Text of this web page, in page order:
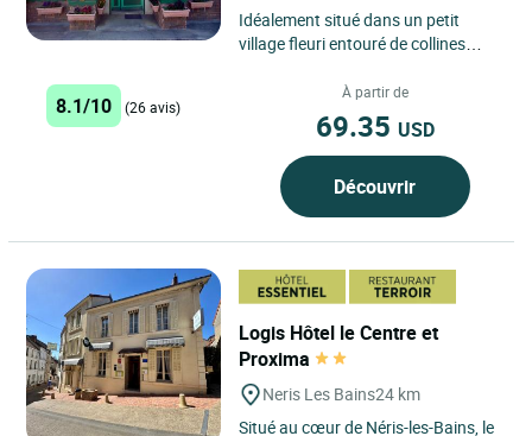
Idéalement situé dans un petit
village fleuri entouré de collines
étoiles l’hostellerie...
8.1/10 (26 avis)
À partir de
69.35 USD
Découvrir
Logis Hôtel le Centre et
Proxima
Neris Les Bains24 km
Situé au cœur de Néris-les-Bains, le